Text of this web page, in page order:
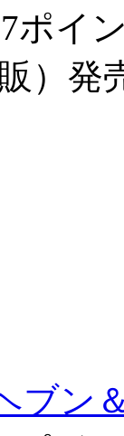
ポイ
）発
ブン